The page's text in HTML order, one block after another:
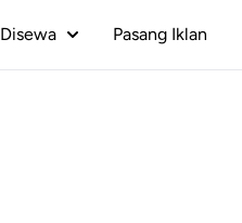
Disewa Pasang Iklan